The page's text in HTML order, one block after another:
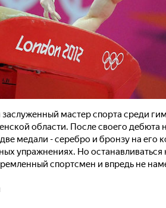
мастер спорта среди
области. После своего дебюта
медали - серебро и бронзу на его
упражнениях. Но останавливаться
спортсмен и впредь не
сборной России дал новое